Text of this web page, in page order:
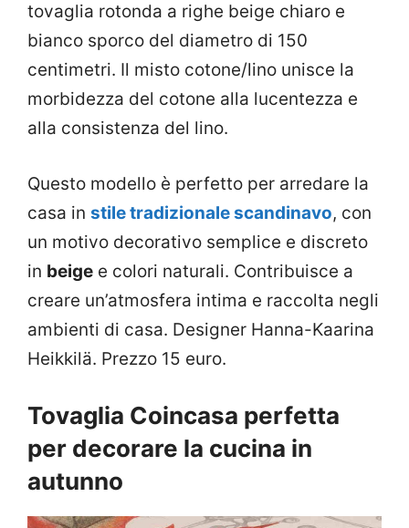
tovaglia rotonda a righe beige chiaro e
bianco sporco del diametro di 150
centimetri. Il misto cotone/lino unisce la
morbidezza del cotone alla lucentezza e
alla consistenza del lino.
Questo modello è perfetto per arredare la
casa in stile tradizionale scandinavo, con
un motivo decorativo semplice e discreto
in beige e colori naturali. Contribuisce a
creare un’atmosfera intima e raccolta negli
ambienti di casa. Designer Hanna-Kaarina
Heikkilä. Prezzo 15 euro.
Tovaglia Coincasa perfetta
per decorare la cucina in
autunno